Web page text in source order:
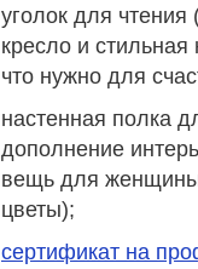
уголок для чтения
кресло и
что нужно для
настенная полка
дополнение
вещь для
цветы);
сертификат на